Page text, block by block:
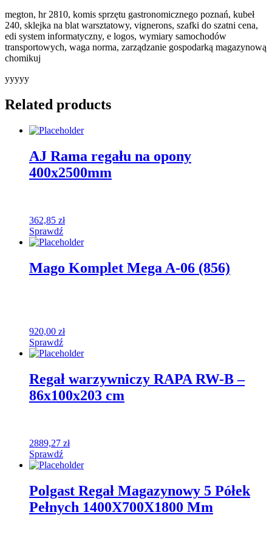
megton, hr 2810, komis sprzętu gastronomicznego poznań, kubeł
240, sklejka na blat warsztatowy, vignerons, szafki do szatni cena,
edi system informatyczny, e logos, wymiary samochodów
transportowych, waga norma, zarządzanie gospodarką magazynową
chomikuj
yyyyy
Related products
AJ Rama regału na opony
400x2500mm
362,85 zł
Sprawdź
Mago Komplet Mega A-06 (856)
920,00 zł
Sprawdź
Regał warzywniczy RAPA RW-B –
86x100x203 cm
2889,27 zł
Sprawdź
Polgast Regał Magazynowy 5 Półek
Pełnych 1400X700X1800 Mm